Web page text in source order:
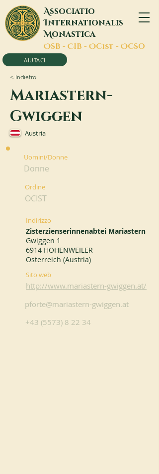
Associatio
Internationalis
Monastica
OSB - CIB - OCist - OCSO
AIUTACI
< Indietro
Mariastern-
Gwiggen
Austria
Uomini/Donne
Donne
Ordine
OCIST
Indirizzo
Zisterzienserinnenabtei Mariastern
Gwiggen 1
6914 HOHENWEILER
Österreich (Austria)
Sito web
http://www.mariastern-gwiggen.at/
pforte@mariastern-gwiggen.at
+43 (5573) 8 22 34